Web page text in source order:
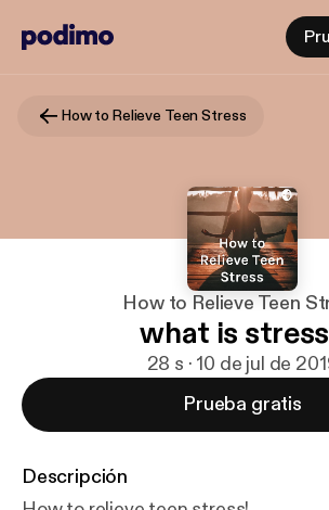
How to Relieve Teen Stress
How to Relieve Teen
what is
28 s · 10 de jul de
Prueba gratis
Descripción